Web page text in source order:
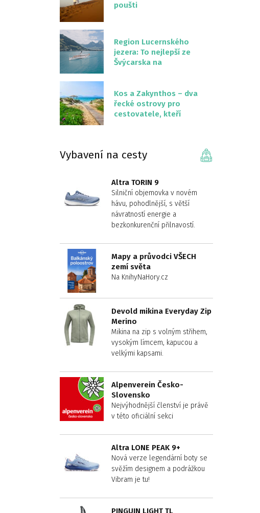
poušti
Region Lucernského
jezera: To nejlepší ze
Švýcarska na
Kos a Zakynthos – dva
řecké ostrovy pro
cestovatele, kteří
Vybavení na cesty
Altra TORIN 9
Silniční objemovka v novém
hávu, pohodlnější, s větší
návratností energie a
bezkonkurenční přilnavostí.
Mapy a průvodci VŠECH
zemí světa
Na KnihyNaHory.cz
Devold mikina Everyday Zip
Merino
Mikina na zip s volným střihem,
vysokým límcem, kapucou a
velkými kapsami.
Alpenverein Česko-
Slovensko
Nejvýhodnější členství je právě
v této oficiální sekci
Altra LONE PEAK 9+
Nová verze legendární boty se
svěžím designem a podrážkou
Vibram je tu!
PINGUIN LIGHT TL